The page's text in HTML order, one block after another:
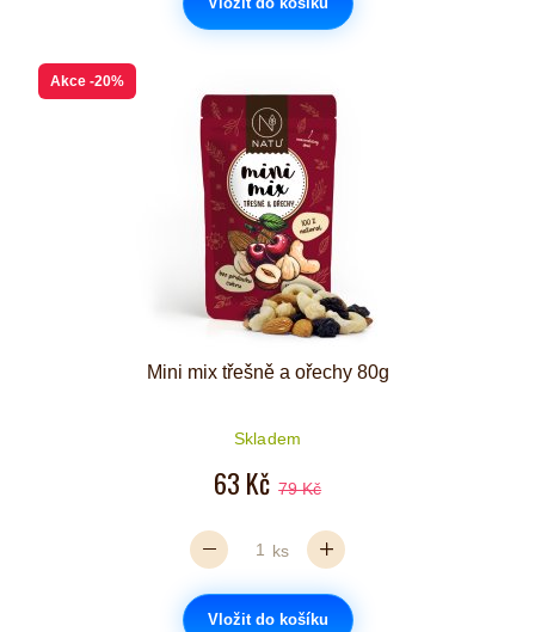
Akce -20%
Mini mix třešně a ořechy 80g
Skladem
63 Kč 79 Kč
ks
Vložit do košíku